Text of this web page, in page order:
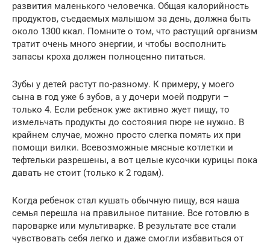
развития маленького человечка. Общая калорийность
продуктов, съедаемых малышом за день, должна быть
около 1300 ккал. Помните о том, что растущий организм
тратит очень много энергии, и чтобы восполнить
запасы кроха должен полноценно питаться.
Зубы у детей растут по-разному. К примеру, у моего
сына в год уже 6 зубов, а у дочери моей подруги –
только 4. Если ребенок уже активно жует пищу, то
измельчать продукты до состояния пюре не нужно. В
крайнем случае, можно просто слегка помять их при
помощи вилки. Всевозможные мясные котлетки и
тефтельки разрешены, а вот целые кусочки курицы пока
давать не стоит (только к 2 годам).
Когда ребенок стал кушать обычную пищу, вся наша
семья перешла на правильное питание. Все готовлю в
пароварке или мультиварке. В результате все стали
чувствовать себя легко и даже смогли избавиться от